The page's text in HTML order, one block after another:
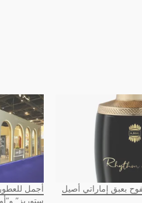
بعبق إماراتي أصيل
أجمل للعطور
ستوريز”